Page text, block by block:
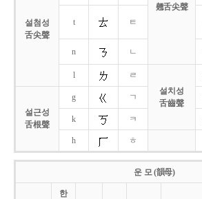
翹舌尖聲
설첨성
舌尖聲
t ㅌ
n ㄴ
l
ㄹ
설치성
舌齒聲
설근성
舌根聲
g ㄱ
k ㅋ
h ㅎ
운 모 (韻母)
한